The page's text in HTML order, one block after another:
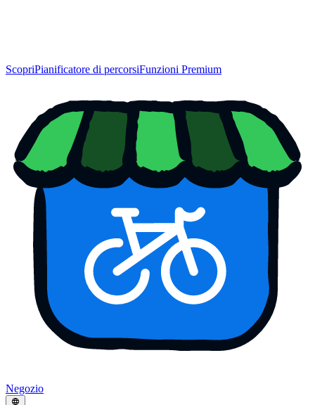
ScopriPianificatore di percorsiFunzioni Premium
Negozio